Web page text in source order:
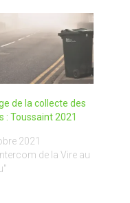
de la collecte des
: Toussaint 2021
2021
de la Vire au